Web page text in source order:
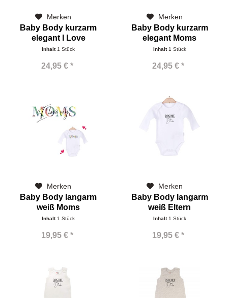
Merken
Baby Body kurzarm
elegant I Love
Inhalt 1 Stück
24,95 € *
Merken
Baby Body kurzarm
elegant Moms
Inhalt 1 Stück
24,95 € *
Merken
Baby Body langarm
weiß Moms
Inhalt 1 Stück
19,95 € *
Merken
Baby Body langarm
weiß Eltern
Inhalt 1 Stück
19,95 € *